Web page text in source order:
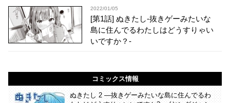
2022/01/05
[第1話] ぬきたし-抜きゲーみたいな
島に住んでるわたしはどうすりゃい
いですか？-
コミックス情報
ぬきたし 2 ―抜きゲーみたいな島に住んでるわ